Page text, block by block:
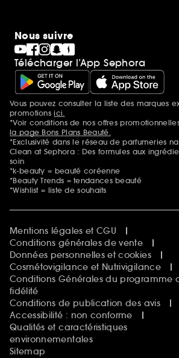
Nous suivre
Télécharger l’App Sephora
Mentions additionnelles
Vous pouvez consulter la liste des marques
promotionsici.
*Voir conditions de nos offres
la page Bons Plans Beauté.
*Exclusivité dans le réseau de parfumeries
Clean at Sephora : Des formules aux
soin
*k-beauty = beauté coréenne
*Beauty Trends = tendances beauté
*Wishlist = liste de souhaits
Mentions légales et CGU
Conditions générales de vente
Données personnelles et cookies
Cosmétovigilance et Nutrivigilance
Conditions Générales du programme
fidélité
Conditions de publication des avis
Accessibilité : non conforme
Qualités et caractéristiques
environnementales
Sitemap